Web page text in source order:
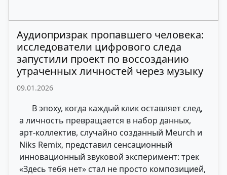
Аудиопризрак пропавшего человека:
исследователи цифрового следа
запустили проект по воссозданию
утраченных личностей через музыку
09.01.2026
В эпоху, когда каждый клик оставляет след,
а личность превращается в набор данных,
арт-коллектив, случайно созданный Meurch и
Niks Remix, представил сенсационный
инновационный звуковой эксперимент: трек
«Здесь тебя нет» стал не просто композицией,